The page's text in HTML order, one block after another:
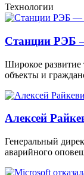
Технологии
Станции РЭБ
Широкое развитие
объекты и
Алексей
Генеральный
аварийного